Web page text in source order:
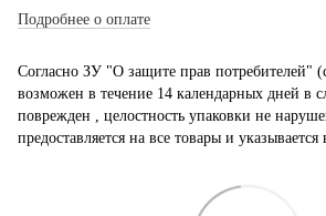
Подробнее о оплате
Согласно ЗУ "О защите прав потребителей"
возможен в течение 14 календарных дней в
поврежден , целостность упаковки не
предоставляется на все товары и